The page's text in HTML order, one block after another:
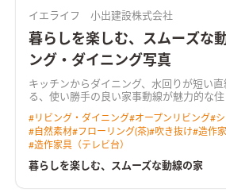
イエライフ 小出建設株式会社
暮らしを楽しむ、スムーズな
ング・ダイニング写真
キッチンからダイニング、水回りが短い
る、使い勝手の良い家事動線が魅力的な住
地よい空間。 奥行きのあるウッドデッキ
が広がります。 リビングに隣り合う和室はＬＤＫと一体で使え
る開放的なスペース。 無垢の床や羽目板
りと納めた木製の造作家具など、あたたか
いだ雰囲気をつくっています。 ＨEAT20 Ｇ2以上の断熱性能を
#リビング・ダイニング#オープンリビング#
#自然素材#フローリング(茶)#吹き抜け#造作
#造作家具（テレビ台）
暮らしを楽しむ、スムーズな動線の家